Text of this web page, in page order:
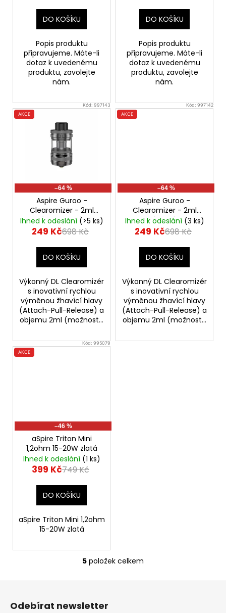
DO KOŠÍKU
Popis produktu
připravujeme. Máte-li
dotaz k uvedenému
produktu, zavolejte
nám.
DO KOŠÍKU
Popis produktu
připravujeme. Máte-li
dotaz k uvedenému
produktu, zavolejte
nám.
Kód:997143
AKCE
–64 %
Aspire Guroo -
Clearomizer - 2ml
(Gunmetal)
Ihned k odeslání (>5 ks)
249 Kč698 Kč
DO KOŠÍKU
Výkonný DL Clearomizér
s inovativní rychlou
výměnou žhavící hlavy
(Attach-Pull-Release) a
objemu 2ml (možnost...
Kód:997142
AKCE
–64 %
Aspire Guroo -
Clearomizer - 2ml
(Black)
Ihned k odeslání (3 ks)
249 Kč698 Kč
DO KOŠÍKU
Výkonný DL Clearomizér
s inovativní rychlou
výměnou žhavící hlavy
(Attach-Pull-Release) a
objemu 2ml (možnost...
Kód:995079
AKCE
–46 %
aSpire Triton Mini
1,2ohm 15-20W zlatá
Ihned k odeslání (1 ks)
399 Kč749 Kč
DO KOŠÍKU
aSpire Triton Mini 1,2ohm
15-20W zlatá
O
v
5 položek celkem
Odebírat newsletter